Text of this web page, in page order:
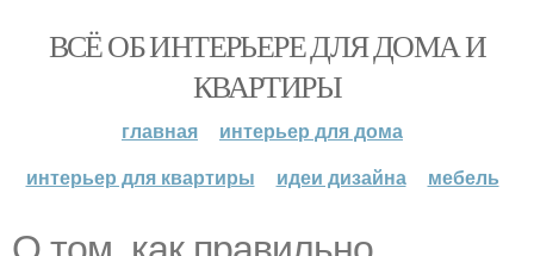
ВСЁ ОБ ИНТЕРЬЕРЕ ДЛЯ ДОМА И
КВАРТИРЫ
главная
интерьер для дома
интерьер для квартиры
идеи дизайна мебель